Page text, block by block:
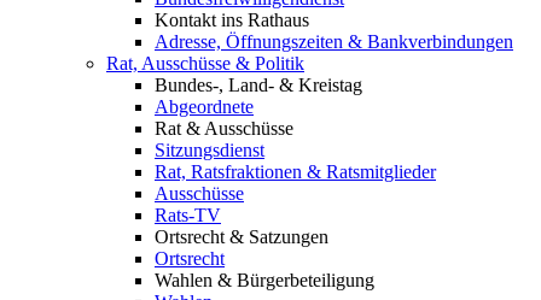
Kontakt ins Rathaus
Adresse, Öffnungszeiten & Bankverbindungen
Rat, Ausschüsse & Politik
Bundes-, Land- & Kreistag
Abgeordnete
Rat & Ausschüsse
Sitzungsdienst
Rat, Ratsfraktionen & Ratsmitglieder
Ausschüsse
Rats-TV
Ortsrecht & Satzungen
Ortsrecht
Wahlen & Bürgerbeteiligung